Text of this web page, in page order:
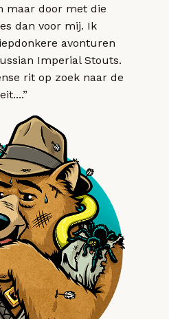
maar door met die
dan voor mij. Ik
avonturen
Imperial Stouts.
rit op zoek naar de